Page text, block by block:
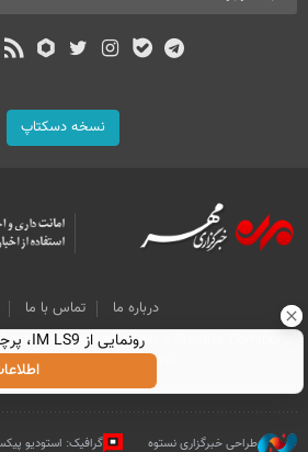
نسخه دسکتاپ
درباره ما تماس با ما
is licensed under a Creative Commons
4.0 International License.
طراحی خبرگزاری نستوه گرافیک: استودیو